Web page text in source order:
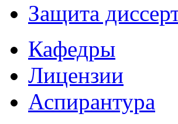
Защита
Кафедры
Лицензии
Аспирантура